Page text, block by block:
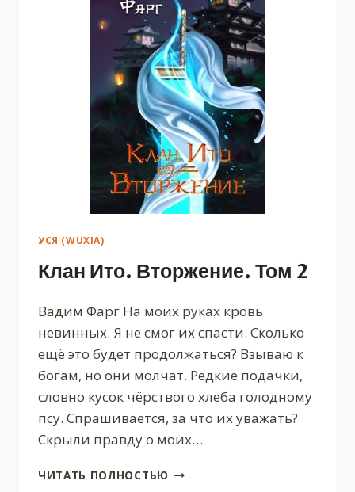
УСЯ (WUXIA)
Клан Ито. Вторжение. Том 2
Вадим Фарг На моих руках кровь
невинных. Я не смог их спасти. Сколько
ещё это будет продолжаться? Взываю к
богам, но они молчат. Редкие подачки,
словно кусок чёрствого хлеба голодному
псу. Спрашивается, за что их уважать?
Скрыли правду о моих…
ЧИТАТЬ ПОЛНОСТЬЮ КЛАН